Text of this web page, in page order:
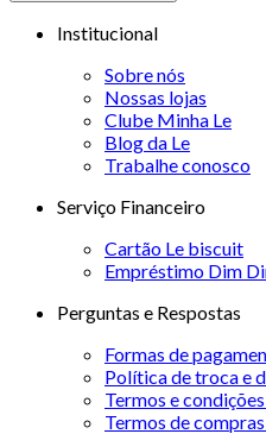
Institucional
Sobre nós
Nossas lojas
Clube Minha Le
Blog da Le
Trabalhe conosco
Serviço Financeiro
Cartão Le biscuit
Empréstimo Dim
Perguntas e Respostas
Formas de
Política de troca e
Termos e
Termos de